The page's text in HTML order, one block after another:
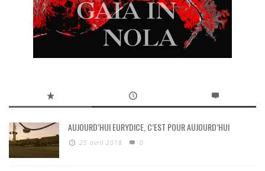
AUJOURD’HUI EURYDICE, C’EST POUR AUJOURD’HUI
25 avril 2018 0